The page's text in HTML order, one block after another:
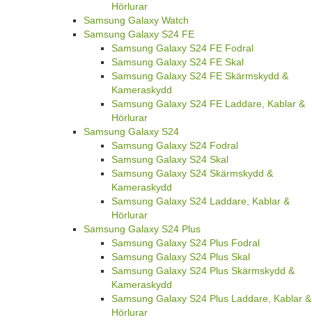
Hörlurar
Samsung Galaxy Watch
Samsung Galaxy S24 FE
Samsung Galaxy S24 FE Fodral
Samsung Galaxy S24 FE Skal
Samsung Galaxy S24 FE Skärmskydd &
Kameraskydd
Samsung Galaxy S24 FE Laddare, Kablar &
Hörlurar
Samsung Galaxy S24
Samsung Galaxy S24 Fodral
Samsung Galaxy S24 Skal
Samsung Galaxy S24 Skärmskydd &
Kameraskydd
Samsung Galaxy S24 Laddare, Kablar &
Hörlurar
Samsung Galaxy S24 Plus
Samsung Galaxy S24 Plus Fodral
Samsung Galaxy S24 Plus Skal
Samsung Galaxy S24 Plus Skärmskydd &
Kameraskydd
Samsung Galaxy S24 Plus Laddare, Kablar &
Hörlurar